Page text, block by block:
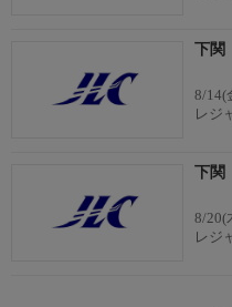
下関
8/14(
レジ
下関
8/20(
レジ